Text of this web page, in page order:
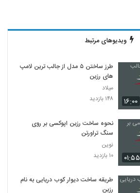
ویدیوهای مرتبط
۱۶:۰۰
طرز ساختن ۵ مدل از جالب ترین لامپ
های رزین
میلاد
۱۴۸ بازدید
۰۱:۵۵
نحوه ساخت رزین اپوکسی بر روی
سنگ تراورتن
نوین
۱۰ بازدید
طریقه ساخت دیوار کوب دریایی به نام
رزین